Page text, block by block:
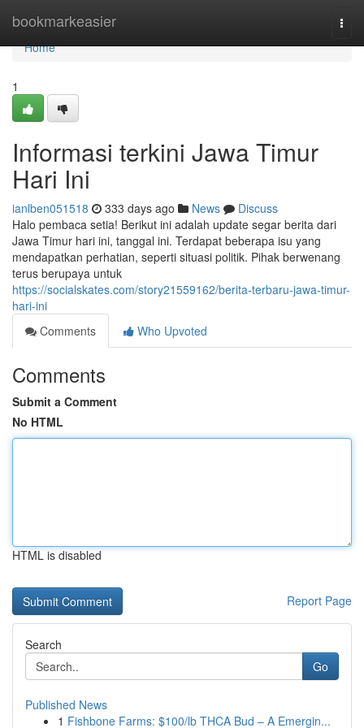
bookmarkeasier
Home
Home
1
Informasi terkini Jawa Timur
Hari Ini
ianlben051518 333 days ago News
Discuss
Halo pembaca setia! Berikut ini adalah update segar berita dari
Jawa Timur hari ini, tanggal ini. Terdapat beberapa isu yang
mendapatkan perhatian, seperti situasi politik. Pihak berwenang
terus berupaya untuk
https://socialskates.com/story21559162/berita-terbaru-jawa-timur-
hari-ini
Comments
Who Upvoted
Comments
Submit a Comment
No HTML
HTML is disabled
Report Page
Search
Go
Published News
1 Fishbone Farms: $100/lb THCA Bud – A Emergin...